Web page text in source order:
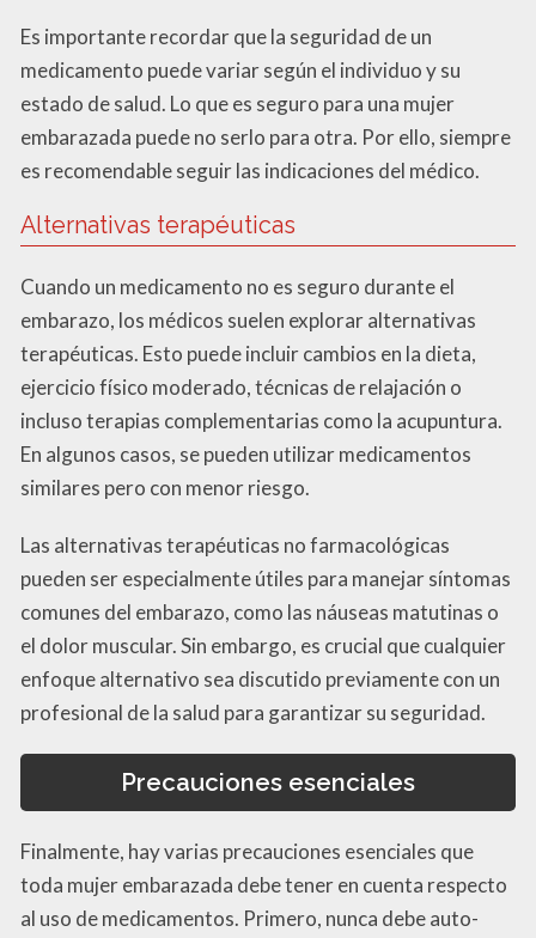
Es importante recordar que la seguridad de un
medicamento puede variar según el individuo y su
estado de salud. Lo que es seguro para una mujer
embarazada puede no serlo para otra. Por ello, siempre
es recomendable seguir las indicaciones del médico.
Alternativas terapéuticas
Cuando un medicamento no es seguro durante el
embarazo, los médicos suelen explorar alternativas
terapéuticas. Esto puede incluir cambios en la dieta,
ejercicio físico moderado, técnicas de relajación o
incluso terapias complementarias como la acupuntura.
En algunos casos, se pueden utilizar medicamentos
similares pero con menor riesgo.
Las alternativas terapéuticas no farmacológicas
pueden ser especialmente útiles para manejar síntomas
comunes del embarazo, como las náuseas matutinas o
el dolor muscular. Sin embargo, es crucial que cualquier
enfoque alternativo sea discutido previamente con un
profesional de la salud para garantizar su seguridad.
Precauciones esenciales
Finalmente, hay varias precauciones esenciales que
toda mujer embarazada debe tener en cuenta respecto
al uso de medicamentos. Primero, nunca debe auto-